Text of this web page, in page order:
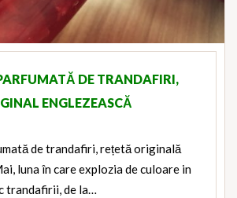
DE TRANDAFIRI,
ENGLEZEASCĂ
de trandafiri, rețetă originală
luna în care explozia de culoare in
trandafirii, de la…